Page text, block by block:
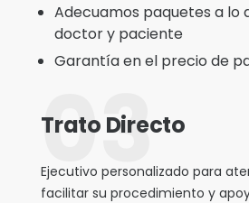
Adecuamos paquetes a lo
doctor y paciente
Garantía en el precio de
03
Trato Directo
Ejecutivo personalizado para
facilitar su procedimiento y